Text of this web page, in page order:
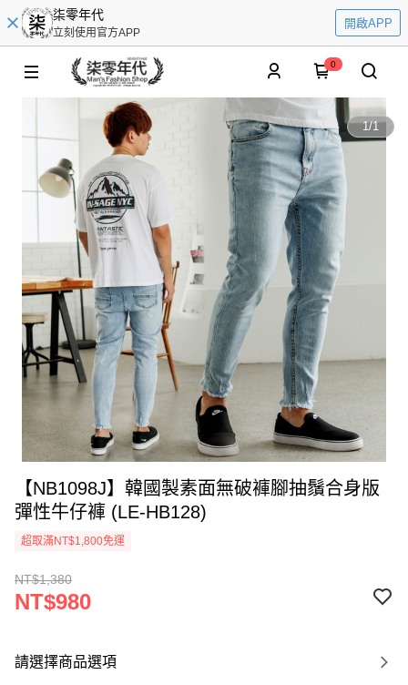
柒零年代
立刻使用官方APP
開啟APP
0
1/1
【NB1098J】韓國製素面無破褲腳抽鬚合身版
彈性牛仔褲 (LE-HB128)
超取滿NT$1,800免運
NT$1,380
NT$980
請選擇商品選項